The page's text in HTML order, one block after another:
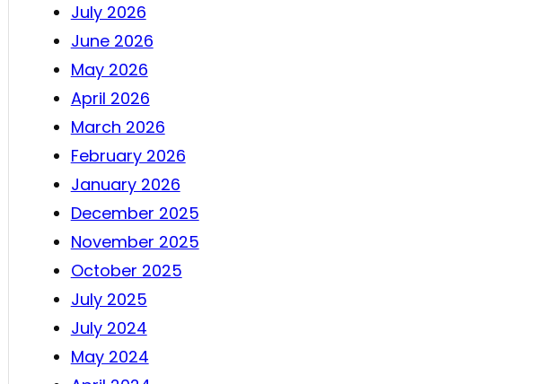
July 2026
June 2026
May 2026
April 2026
March 2026
February 2026
January 2026
December 2025
November 2025
October 2025
July 2025
July 2024
May 2024